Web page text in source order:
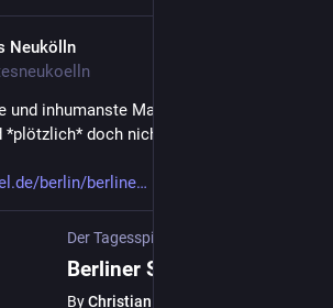
Neukölln
*plötzlich* doch nicht geschlossen.
berlin/berline
Der Tagesspiegel
ByChristian Latz